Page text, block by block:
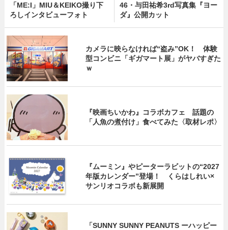
「ME:I」MIU＆KEIKO撮り下
ろしインタビューフォト
46・与田祐希3rd写真集『ヨー
ダ』公開カット
カメラに映らなければ“盗み”OK！ 体験
型コンビニ「ギガマート展」がヤバすぎた
ｗ
『映画ちいかわ』コラボカフェ 話題の
「人魚の煮付け」食べてみた〈取材レポ〉
『ムーミン』やピーターラビットの“2027
年版カレンダー”登場！ くらはしれい×
サンリオコラボも新展開
「SUNNY SUNNY PEANUTS ーハッピー